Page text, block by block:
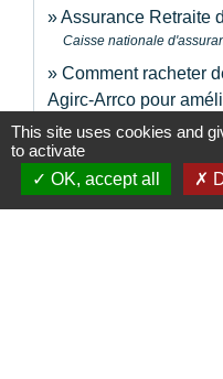
Assurance Retraite
Caisse nationale
Comment racheter
Agirc-Arrco pour
Fédération Agirc-Arrco
This site uses cookies and
to activate
OK, accept all